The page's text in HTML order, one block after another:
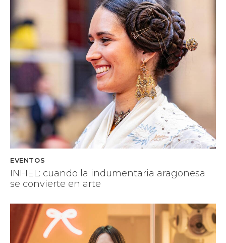
EVENTOS
INFIEL: cuando la indumentaria aragonesa
se convierte en arte